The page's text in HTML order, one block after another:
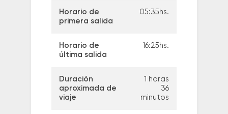
Horario de
primera salida
05:35hs.
Horario de
última salida
16:25hs.
Duración
aproximada de
viaje
1 horas
36
minutos